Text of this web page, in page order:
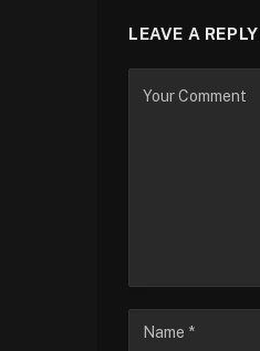
LEAVE A REPLY